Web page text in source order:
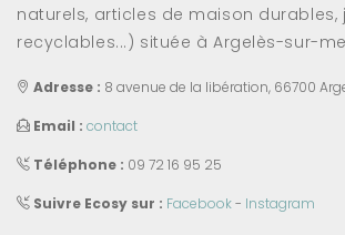
naturels, articles de maison durables,
recyclables...) située à Argelès-sur-
Adresse : 8 avenue de la libération, 66700
Email : contact
Téléphone : 09 72 16 95 25
Suivre Ecosy sur : Facebook- Instagram